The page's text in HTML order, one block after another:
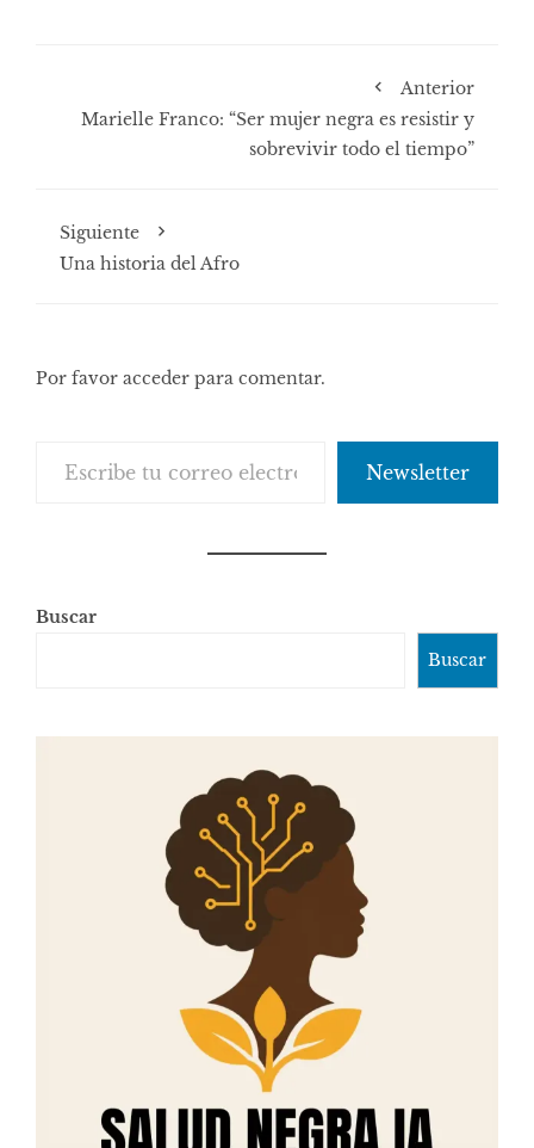
Anterior
Marielle Franco: “Ser mujer negra es resistir y
sobrevivir todo el tiempo”
Siguiente
Una historia del Afro
Por favor acceder para comentar.
Newsletter
Buscar
Buscar